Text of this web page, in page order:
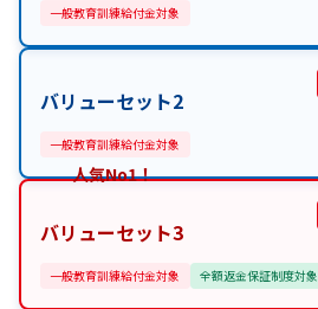
一般教育訓練給付金対象
バリューセット2
一般教育訓練給付金対象
人気No1！
バリューセット3
一般教育訓練給付金対象 全額返金保証制度対象